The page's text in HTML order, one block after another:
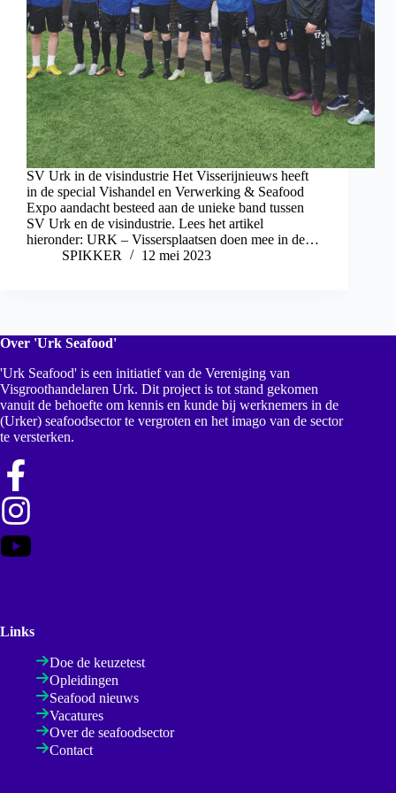
SV Urk in de visindustrie Het Visserijnieuws heeft
in de special Vishandel en Verwerking & Seafood
Expo aandacht besteed aan de unieke band tussen
SV Urk en de visindustrie. Lees het artikel
hieronder: URK – Vissersplaatsen doen mee in de…
SPIKKER
12 mei 2023
Over 'Urk Seafood'
'Urk Seafood' is een initiatief van de Vereniging van
Visgroothandelaren Urk. Dit project is tot stand gekomen
vanuit de behoefte om kennis en kunde bij werknemers in de
(Urker) seafoodsector te vergroten en het imago van de sector
te versterken.
Links
Doe de keuzetest
Opleidingen
Seafood nieuws
Vacatures
Over de seafoodsector
Contact